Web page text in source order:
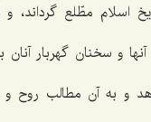
اسلام مطّلع گرداند، و
و سخنان گهربار
و به آن مطالب روح و